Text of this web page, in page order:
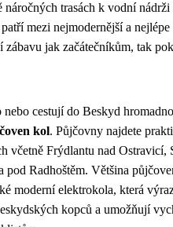
náročných trasách k vodní nádrži
mezi nejmodernější a nejlépe
zábavu jak začátečníkům, tak
cestují do Beskyd
kol. Půjčovny najdete
včetně Frýdlantu nad Ostravicí,
Radhoštěm. Většina
moderní elektrokola, která
kopců a umožňují